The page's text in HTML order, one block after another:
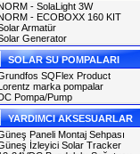
- SolaLight 3W
- ECOBOXX 160 KIT
Armatür
Generator
SOLAR SU POMPALARI
SQFlex Product
marka pompalar
Pompa/Pump
YARDIMCI AKSESUARLAR
Paneli Montaj Sehpası
İzleyici Solar Tracker